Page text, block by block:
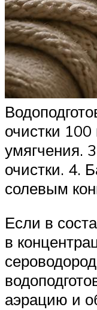
очистки
умягчения.
очистки. 4.
солевым
Если в
в
аэрацию и